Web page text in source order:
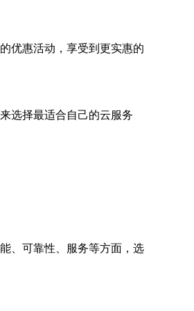
优惠活动，享受到更实惠的
选择最适合自己的云服务
、可靠性、服务等方面，选